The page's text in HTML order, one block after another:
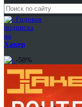
Годовая
подписка
на
Хакер
-50%